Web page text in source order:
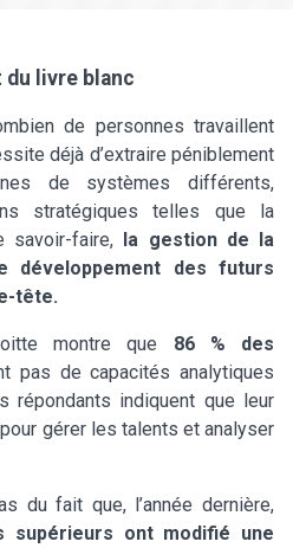
livre blanc
de personnes travaillent
déjà d’extraire péniblement
de systèmes différents,
stratégiques telles que la
savoir-faire, la gestion de la
développement des futurs
tête.
montre que 86 % des
pas de capacités analytiques
répondants indiquent que leur
gérer les talents et analyser
du fait que, l’année dernière,
supérieurs ont modifié une